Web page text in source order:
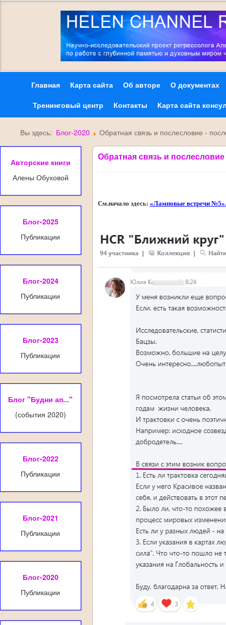
Главная Карта сайта Об авторе
О документах
Тренинговый центр
Контакты Карта сайта
Вы здесь: Блог-2020 Обратная связь и послесловие -
Авторские книги
Алены Обуховой
Блог-2025
Публикации
Блог-2024
Публикации
Блог-2023
Публикации
Блог "Будни ап..."
(события 2020)
Блог-2022
Публикации
Блог-2021
Публикации
Блог-2020
Публикации
Обратная связь и
См.начало здесь: «Ламповые встречи №5».